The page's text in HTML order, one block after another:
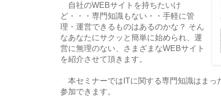
自社のWEBサイトを持ちたいけ
ど・・・専門知識もない・・手軽に管
理・運営できるものはあるのかな？ そん
なあなたにサクッと簡単に始められ、運
営に無理のない、さまざまなWEBサイト
を紹介させて頂きます。
本セミナーではITに関する専門知識はまっ
参加できます。